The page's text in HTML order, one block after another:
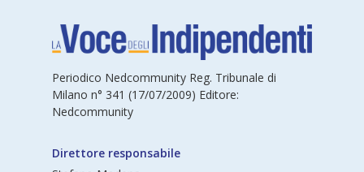
Periodico Nedcommunity Reg. Tribunale di
Milano n° 341 (17/07/2009) Editore:
Nedcommunity
Direttore responsabile